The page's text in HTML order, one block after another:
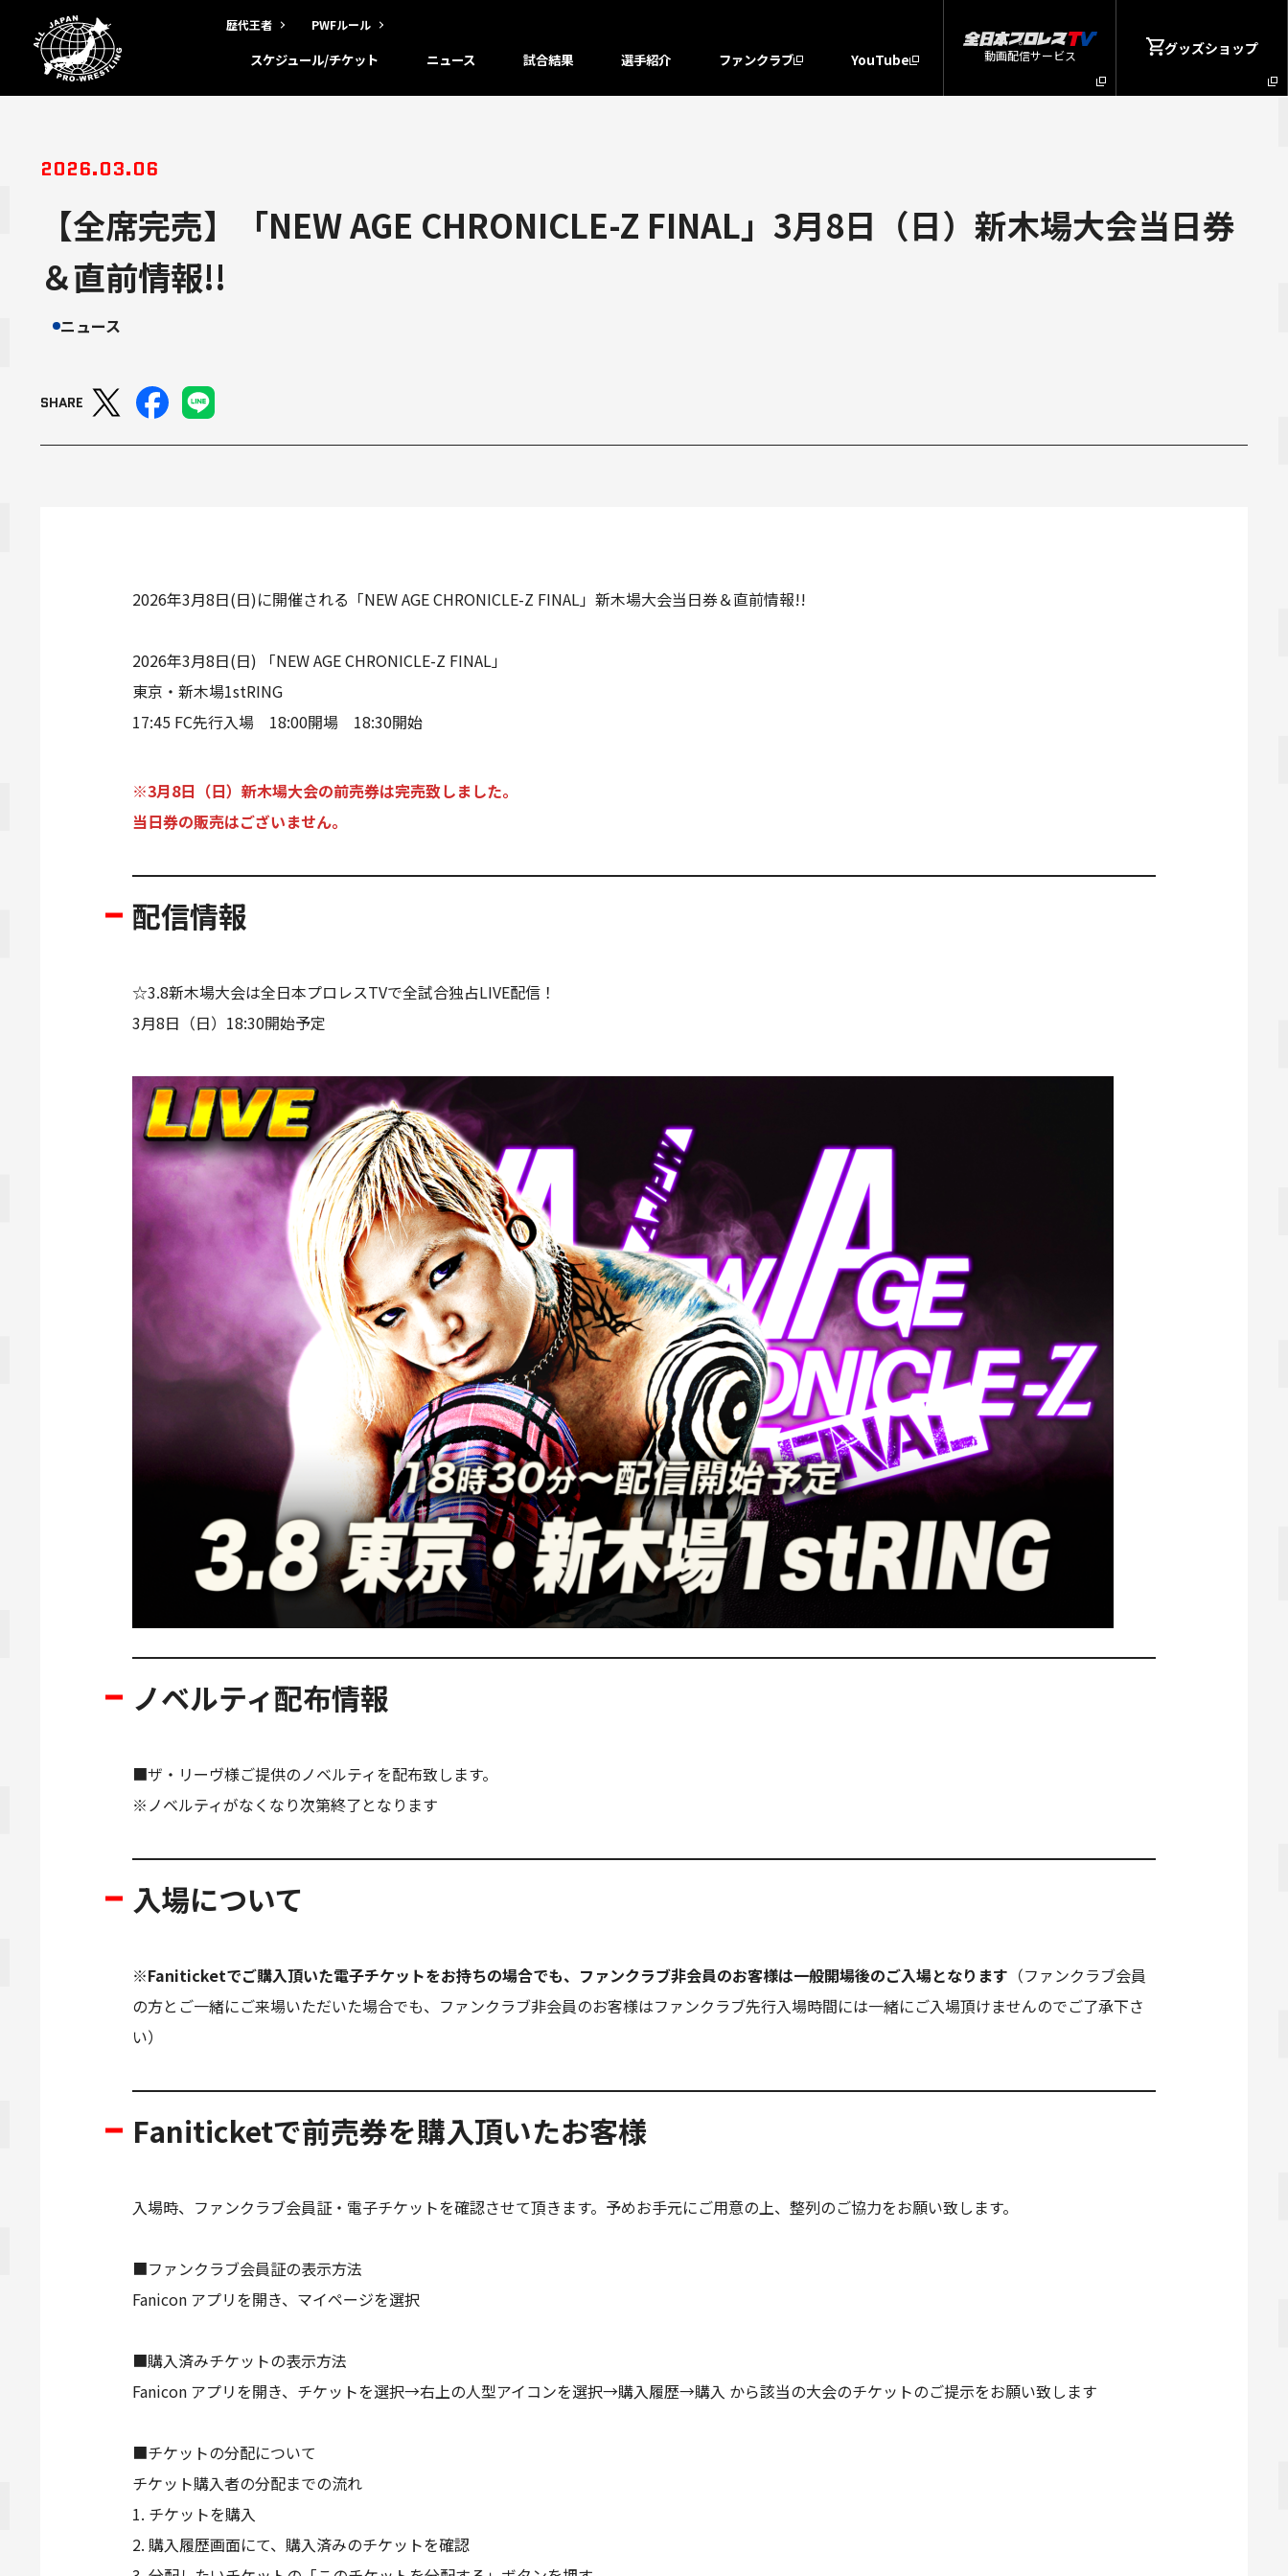
歴代王者 PWFルール
スケジュール/チケット ニュース 試合結果 選手紹介 ファンクラブ YouTube 動画配信サービス グッズショップ
2026.03.06
【全席完売】「NEW AGE CHRONICLE-Z FINAL」3月8日（日）新木場大会当日券
＆直前情報!!
ニュース
SHARE
2026年3月8日(日)に開催される「NEW AGE CHRONICLE-Z FINAL」新木場大会当日券＆直前情報!!
2026年3月8日(日) 「NEW AGE CHRONICLE-Z FINAL」
東京・新木場1stRING
17:45 FC先行入場 18:00開場 18:30開始
※3月8日（日）新木場大会の前売券は完売致しました。
当日券の販売はございません。
配信情報
☆3.8新木場大会は全日本プロレスTVで全試合独占LIVE配信！
3月8日（日）18:30開始予定
ノベルティ配布情報
■ザ・リーヴ様ご提供のノベルティを配布致します。
※ノベルティがなくなり次第終了となります
入場について
※Faniticketでご購入頂いた電子チケットをお持ちの場合でも、ファンクラブ非会員のお客様は一般開場後のご入場となります （ファンクラブ会員
の方とご一緒にご来場いただいた場合でも、ファンクラブ非会員のお客様はファンクラブ先行入場時間には一緒にご入場頂けませんのでご了承下さ
い）
Faniticketで前売券を購入頂いたお客様
入場時、ファンクラブ会員証・電子チケットを確認させて頂きます。予めお手元にご用意の上、整列のご協力をお願い致します。
■ファンクラブ会員証の表示方法
Fanicon アプリを開き、マイページを選択
■購入済みチケットの表示方法
Fanicon アプリを開き、チケットを選択→右上の人型アイコンを選択→購入履歴→購入 から該当の大会のチケットのご提示をお願い致します
■チケットの分配について
チケット購入者の分配までの流れ
1. チケットを購入
2. 購入履歴画面にて、購入済みのチケットを確認